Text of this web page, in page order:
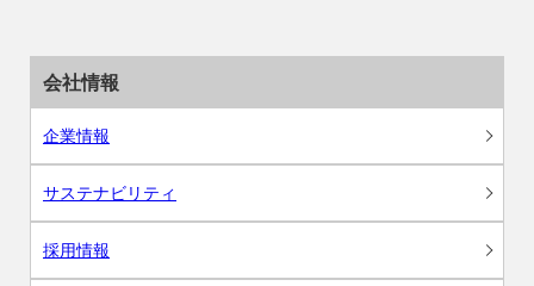
会社情報
企業情報
サステナビリティ
採用情報